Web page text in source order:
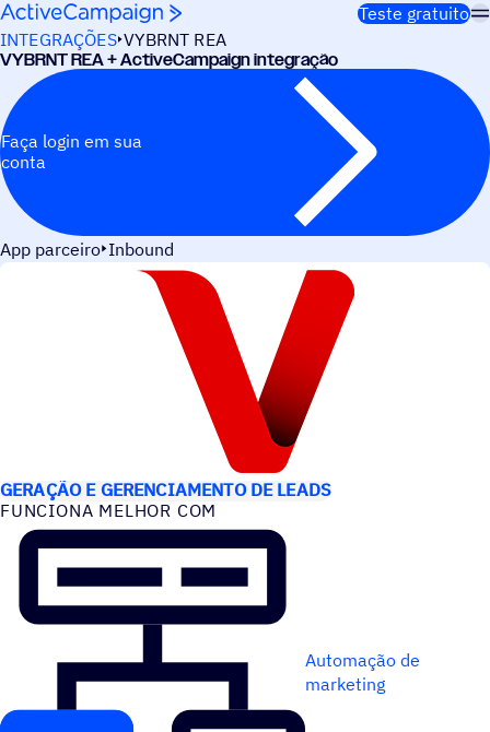
Pular para o conteúdo
Teste gratuito
INTEGRAÇÕES VYBRNT REA
VYBRNT REA + ActiveCampaign integração
Faça login em sua
conta
App parceiro Inbound
GERAÇÃO E GERENCIAMENTO DE LEADS
FUNCIONA MELHOR COM
Automação de
marketing